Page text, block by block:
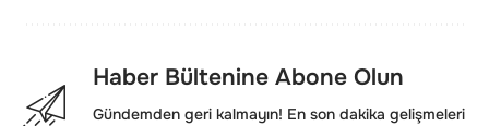
Haber Bültenine Abone Olun
Gündemden geri kalmayın! En son dakika gelişmeleri